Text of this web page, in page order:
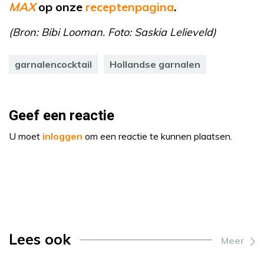
MAXop onze receptenpagina.
(Bron: Bibi Looman. Foto: Saskia Lelieveld)
garnalencocktail Hollandse garnalen
Geef een reactie
U moet inloggen om een reactie te kunnen plaatsen.
Lees ook Meer